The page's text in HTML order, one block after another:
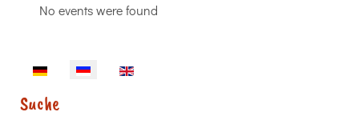
No events were found
Sprache auswählen
Suche